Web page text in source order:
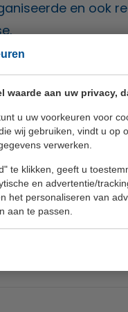
waarde aan uw privacy,
u uw voorkeuren voor
wij gebruiken, vindt u op
verwerken.
te klikken, geeft u
en advertentie/
het personaliseren van
aan te passen.
en ook
lang assistente
met
me leuk de
komen... en nog
Ik heb
te organiseren.
van een golfdag
Hitland! ⛳